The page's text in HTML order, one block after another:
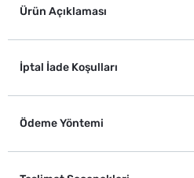
Ürün Açıklaması
İptal İade Koşulları
Ödeme Yöntemi